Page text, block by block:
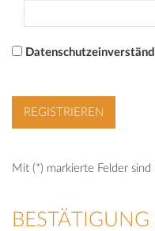
Mit (*) markierte Felder